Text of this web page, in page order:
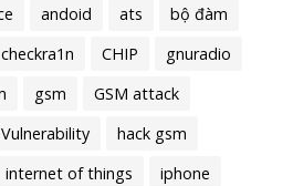
andoid ats
bộ đàm
checkra1n CHIP
gnuradio
gsm
GSM attack
hack gsm
internet of things
iphone